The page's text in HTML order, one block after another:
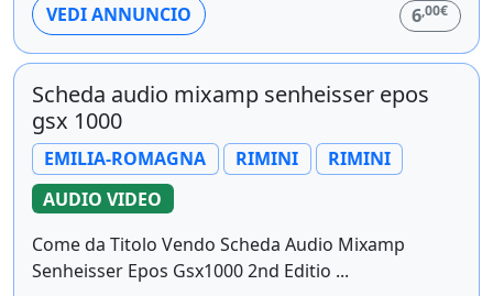
VEDI ANNUNCIO 6,00€
Scheda audio mixamp senheisser epos
gsx 1000
EMILIA-ROMAGNA RIMINI
RIMINI
AUDIO VIDEO
Come da Titolo Vendo Scheda Audio Mixamp
Senheisser Epos Gsx1000 2nd Editio ...